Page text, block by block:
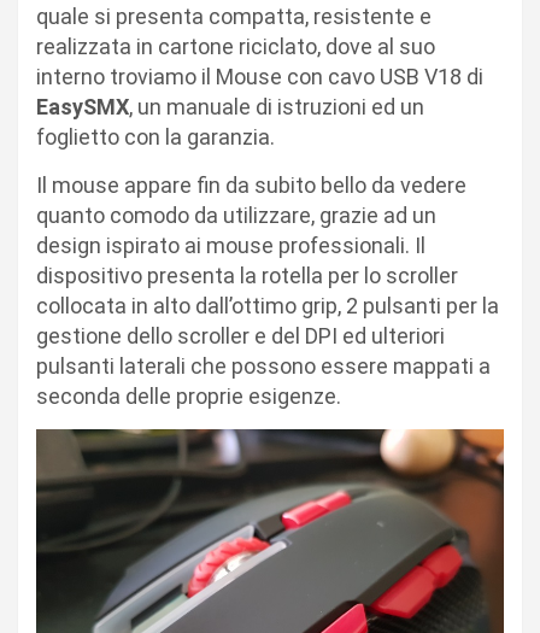
quale si presenta compatta, resistente e
realizzata in cartone riciclato, dove al suo
interno troviamo il Mouse con cavo USB V18 di
EasySMX, un manuale di istruzioni ed un
foglietto con la garanzia.
Il mouse appare fin da subito bello da vedere
quanto comodo da utilizzare, grazie ad un
design ispirato ai mouse professionali. Il
dispositivo presenta la rotella per lo scroller
collocata in alto dall’ottimo grip, 2 pulsanti per la
gestione dello scroller e del DPI ed ulteriori
pulsanti laterali che possono essere mappati a
seconda delle proprie esigenze.